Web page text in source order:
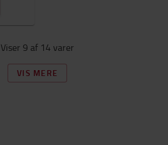
Viser 9 af 14 varer
VIS MERE